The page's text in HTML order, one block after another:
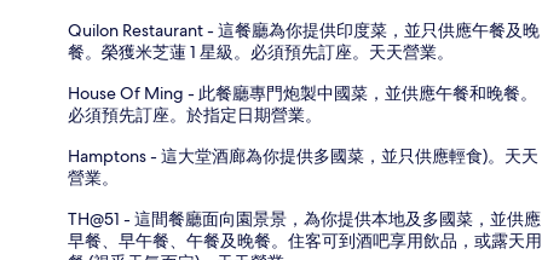
Quilon Restaurant - 這餐廳為你提供印度菜，並只供應午餐及晚
餐。榮獲米芝蓮 1 星級。必須預先訂座。天天營業。
House Of Ming - 此餐廳專門炮製中國菜，並供應午餐和晚餐。
必須預先訂座。於指定日期營業。
Hamptons - 這大堂酒廊為你提供多國菜，並只供應輕食)。天天
營業。
TH@51 - 這間餐廳面向園景景，為你提供本地及多國菜，並供應
早餐、早午餐、午餐及晚餐。住客可到酒吧享用飲品，或露天用